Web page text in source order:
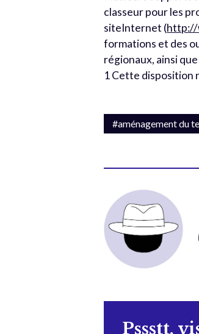
classeur pour les
siteInternet (http://
formations et des
régionaux, ainsi
1 Cette disposition
#aménagement du
Pssstt,